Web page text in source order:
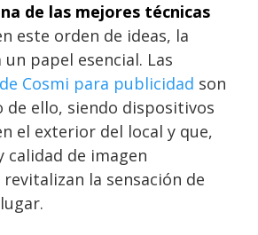
de las mejores técnicas
este orden de ideas, la
papel esencial. Las
Cosmi para publicidad son
de ello, siendo dispositivos
el exterior del local y que,
calidad de imagen
la sensación de